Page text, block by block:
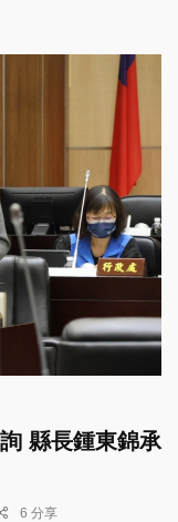
縣長鍾東錦承
6 分享